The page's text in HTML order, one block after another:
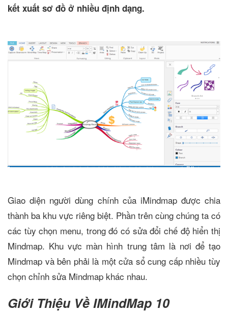
kết xuất sơ đồ ở nhiều định dạng.
Giao diện người dùng chính của iMindmap được chia
thành ba khu vực riêng biệt. Phần trên cùng chúng ta có
các tùy chọn menu, trong đó có sửa đổi chế độ hiển thị
Mindmap. Khu vực màn hình trung tâm là nơi để tạo
Mindmap và bên phải là một cửa sổ cung cấp nhiều tùy
chọn chỉnh sửa Mindmap khác nhau.
Giới Thiệu Về IMindMap 10